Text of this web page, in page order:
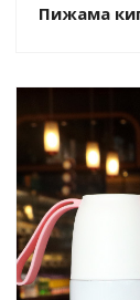
Пижама